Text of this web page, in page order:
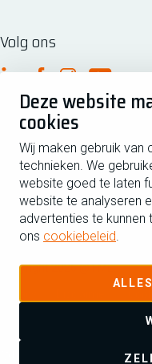
Deze website
cookies
Wij maken gebruik van
technieken. We
website goed te laten
website te analyseren
advertenties te
ons cookiebeleid.
Volg ons
Managementsyteem
Postbus 190, 2700 AD
Zilverstraat 69, 2718 RP
Copyright 2026 @ FME
Schrijf je in voor